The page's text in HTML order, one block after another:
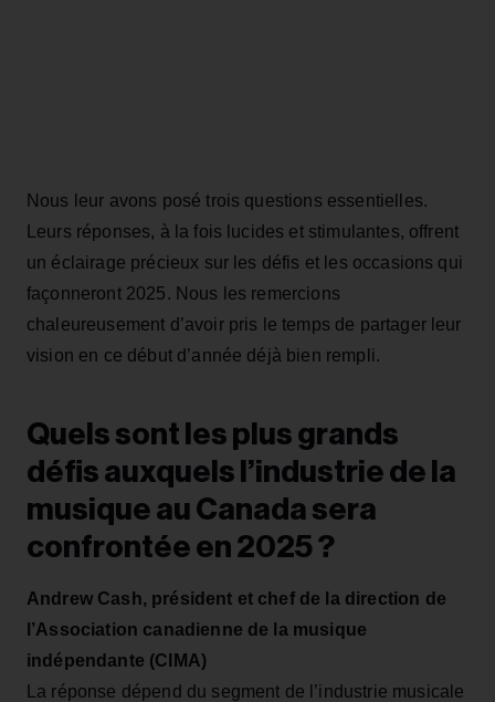
Nous leur avons posé trois questions essentielles.
Leurs réponses, à la fois lucides et stimulantes, offrent
un éclairage précieux sur les défis et les occasions qui
façonneront 2025. Nous les remercions
chaleureusement d’avoir pris le temps de partager leur
vision en ce début d’année déjà bien rempli.
Quels sont les plus grands
défis auxquels l’industrie de la
musique au Canada sera
confrontée en 2025 ?
Andrew Cash, président et chef de la direction de
l’Association canadienne de la musique
indépendante (CIMA)
La réponse dépend du segment de l’industrie musicale